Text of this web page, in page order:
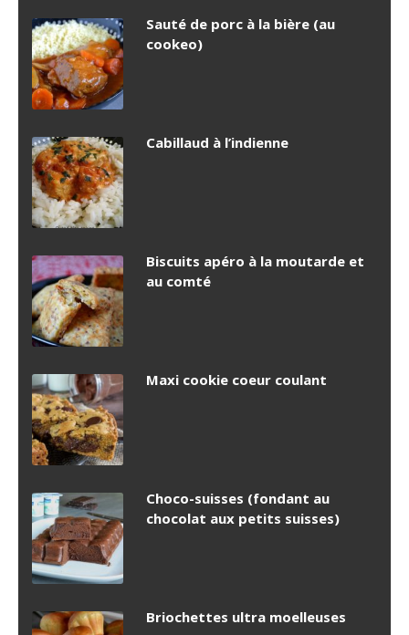
Sauté de porc à la bière (au
cookeo)
Cabillaud à l’indienne
Biscuits apéro à la moutarde et
au comté
Maxi cookie coeur coulant
Choco-suisses (fondant au
chocolat aux petits suisses)
Briochettes ultra moelleuses